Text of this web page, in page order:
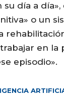
día a
o un
en la
episodio».